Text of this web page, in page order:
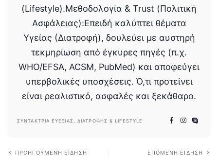
(Lifestyle).Μεθοδολογία & Trust (Πολιτική
Ασφάλειας):Επειδή καλύπτει θέματα
Υγείας (Διατροφή), δουλεύει με αυστηρή
τεκμηρίωση από έγκυρες πηγές (π.χ.
WHO/EFSA, ACSM, PubMed) και αποφεύγει
υπερβολικές υποσχέσεις. Ό,τι προτείνει
είναι ρεαλιστικό, ασφαλές και ξεκάθαρο.
ΣΥΝΤΆΚΤΡΙΑ ΕΥΕΞΊΑΣ, ΔΙΑΤΡΟΦΉΣ & LIFESTYLE
ΠΡΟΗΓΟΎΜΕΝΗ ΕΊΔΗΣΗ ΕΠΌΜΕΝΗ ΕΊΔΗΣΗ